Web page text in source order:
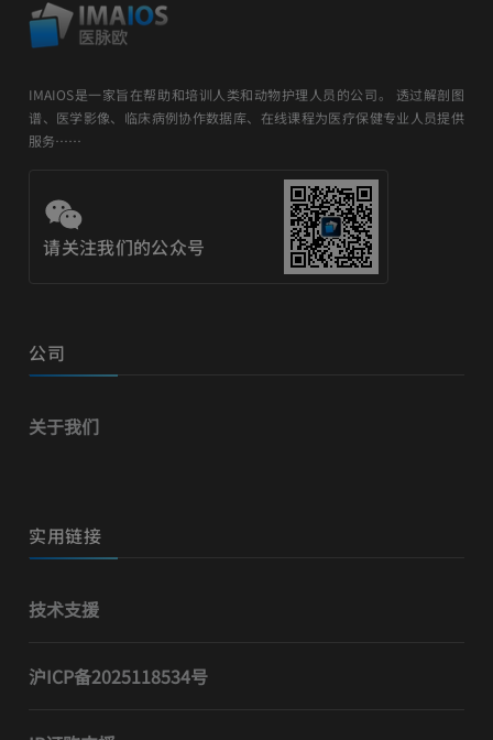
IMAIOS是一家旨在帮助和培训人类和动物护理人员的公司。 透过解剖图
谱、医学影像、临床病例协作数据库、在线课程为医疗保健专业人员提供
服务……
请关注我们的公众号
公司
关于我们
实用链接
技术支援
沪ICP备2025118534号